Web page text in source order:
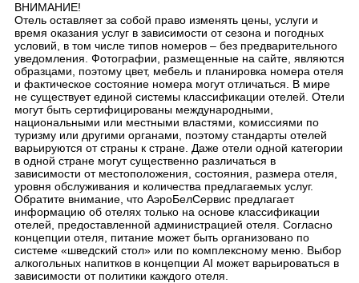
ВНИМАНИЕ!
Отель оставляет за собой право изменять цены, услуги и
время оказания услуг в зависимости от сезона и погодных
условий, в том числе типов номеров – без предварительного
уведомления. Фотографии, размещенные на сайте, являются
образцами, поэтому цвет, мебель и планировка номера отеля
и фактическое состояние номера могут отличаться. В мире
не существует единой системы классификации отелей. Отели
могут быть сертифицированы международными,
национальными или местными властями, комиссиями по
туризму или другими органами, поэтому стандарты отелей
варьируются от страны к стране. Даже отели одной категории
в одной стране могут существенно различаться в
зависимости от местоположения, состояния, размера отеля,
уровня обслуживания и количества предлагаемых услуг.
Обратите внимание, что АэроБелСервис предлагает
информацию об отелях только на основе классификации
отелей, предоставленной администрацией отеля. Согласно
концепции отеля, питание может быть организовано по
системе «шведский стол» или по комплексному меню. Выбор
алкогольных напитков в концепции AI может варьироваться в
зависимости от политики каждого отеля.